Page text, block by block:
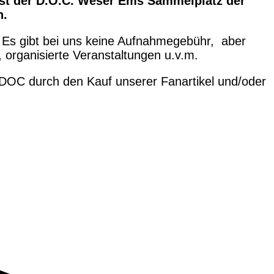
gibt bei uns keine Aufnahmegebühr, aber
Veranstaltungen u.v.m.
durch den Kauf unserer Fanartikel und/oder